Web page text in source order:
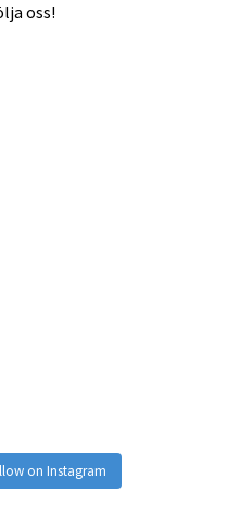
oss!
on Instagram